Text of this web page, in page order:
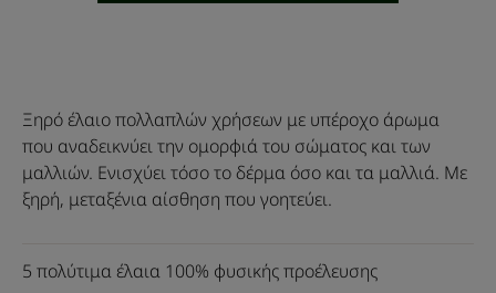
Ξηρό έλαιο πολλαπλών χρήσεων με υπέροχο άρωμα
που αναδεικνύει την ομορφιά του σώματος και των
μαλλιών. Ενισχύει τόσο το δέρμα όσο και τα μαλλιά. Με
ξηρή, μεταξένια αίσθηση που γοητεύει.
5 πολύτιμα έλαια 100% φυσικής προέλευσης